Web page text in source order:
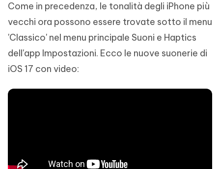
Come in precedenza, le tonalità degli iPhone più
vecchi ora possono essere trovate sotto il menu
'Classico' nel menu principale Suoni e Haptics
dell'app Impostazioni. Ecco le nuove suonerie di
iOS 17 con video: